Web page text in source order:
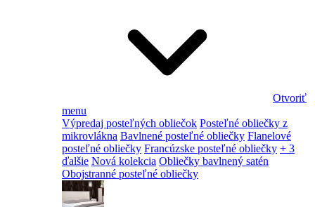
Otvoriť
menu
Výpredaj posteľných obliečok Posteľné obliečky z
mikrovlákna Bavlnené posteľné obliečky Flanelové
posteľné obliečky Francúzske posteľné obliečky + 3
ďalšie Nová kolekcia Obliečky bavlnený satén
Obojstranné posteľné obliečky